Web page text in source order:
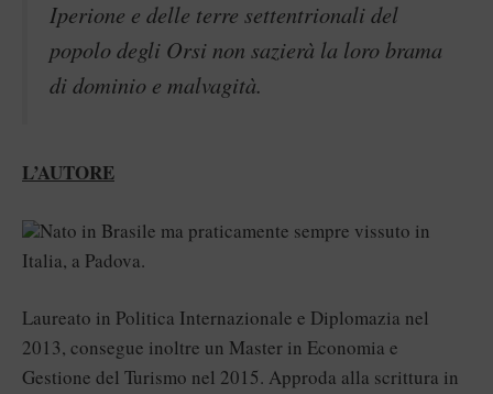
Iperione e delle terre settentrionali del
popolo degli Orsi non sazierà la loro brama
di dominio e malvagità.
L’AUTORE
Nato in Brasile ma praticamente sempre vissuto in
Italia, a Padova.
Laureato in Politica Internazionale e Diplomazia nel
2013, consegue inoltre un Master in Economia e
Gestione del Turismo nel 2015. Approda alla scrittura in